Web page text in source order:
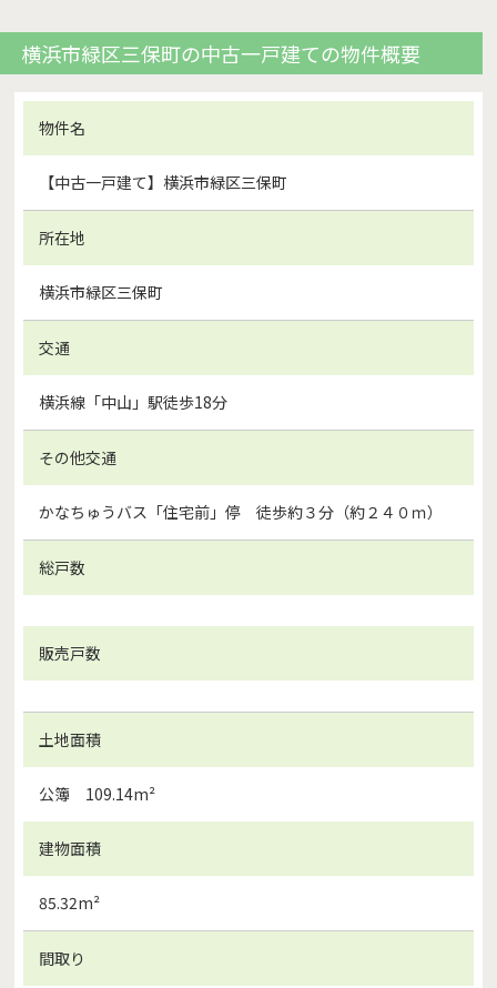
横浜市緑区三保町の中古一戸建ての物件概要
物件名
【中古一戸建て】横浜市緑区三保町
所在地
横浜市緑区三保町
交通
横浜線「中山」駅徒歩18分
その他交通
かなちゅうバス「住宅前」停 徒歩約３分（約２４０ｍ）
総戸数
販売戸数
土地面積
公簿 109.14m²
建物面積
85.32m²
間取り